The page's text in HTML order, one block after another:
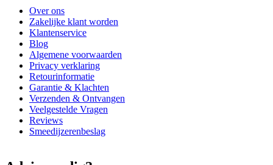
Over ons
Zakelijke klant worden
Klantenservice
Blog
Algemene voorwaarden
Privacy verklaring
Retourinformatie
Garantie & Klachten
Verzenden & Ontvangen
Veelgestelde Vragen
Reviews
Smeedijzerenbeslag